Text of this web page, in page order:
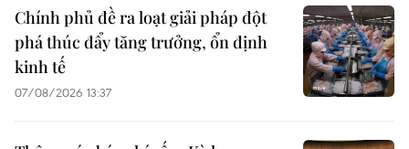
Chính phủ đề ra loạt giải pháp đột
phá thúc đẩy tăng trưởng, ổn định
kinh tế
07/08/2026 13:37